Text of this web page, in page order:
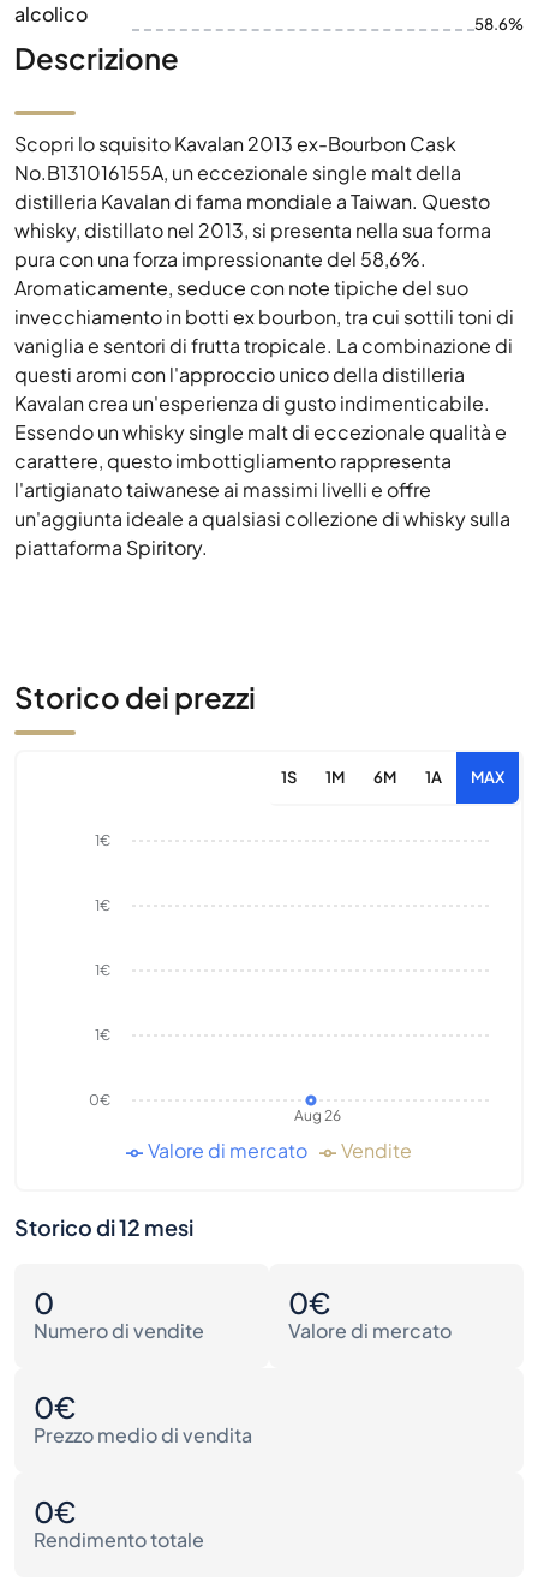
alcolico
58.6%
Descrizione
Scopri lo squisito Kavalan 2013 ex-Bourbon Cask
No.B131016155A, un eccezionale single malt della
distilleria Kavalan di fama mondiale a Taiwan. Questo
whisky, distillato nel 2013, si presenta nella sua forma
pura con una forza impressionante del 58,6%.
Aromaticamente, seduce con note tipiche del suo
invecchiamento in botti ex bourbon, tra cui sottili toni di
vaniglia e sentori di frutta tropicale. La combinazione di
questi aromi con l'approccio unico della distilleria
Kavalan crea un'esperienza di gusto indimenticabile.
Essendo un whisky single malt di eccezionale qualità e
carattere, questo imbottigliamento rappresenta
l'artigianato taiwanese ai massimi livelli e offre
un'aggiunta ideale a qualsiasi collezione di whisky sulla
piattaforma Spiritory.
Storico dei prezzi
1S 1M 6M 1A MAX
Aug 26
0€
1€
1€
1€
1€
Valore di mercato Vendite
Storico di 12 mesi
0
Numero di vendite
0€
Valore di mercato
0€
Prezzo medio di vendita
0€
Rendimento totale